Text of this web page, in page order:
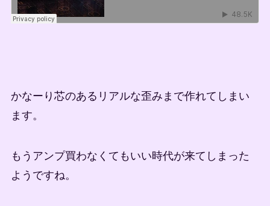
かなーり芯のあるリアルな歪みまで作れてしまい
ます。
もうアンプ買わなくてもいい時代が来てしまった
ようですね。